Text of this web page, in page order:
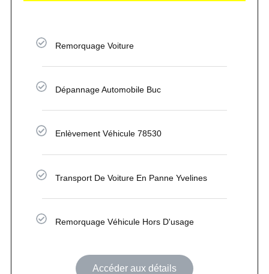
Remorquage Voiture
Dépannage Automobile Buc
Enlèvement Véhicule 78530
Transport De Voiture En Panne Yvelines
Remorquage Véhicule Hors D'usage
Accéder aux détails